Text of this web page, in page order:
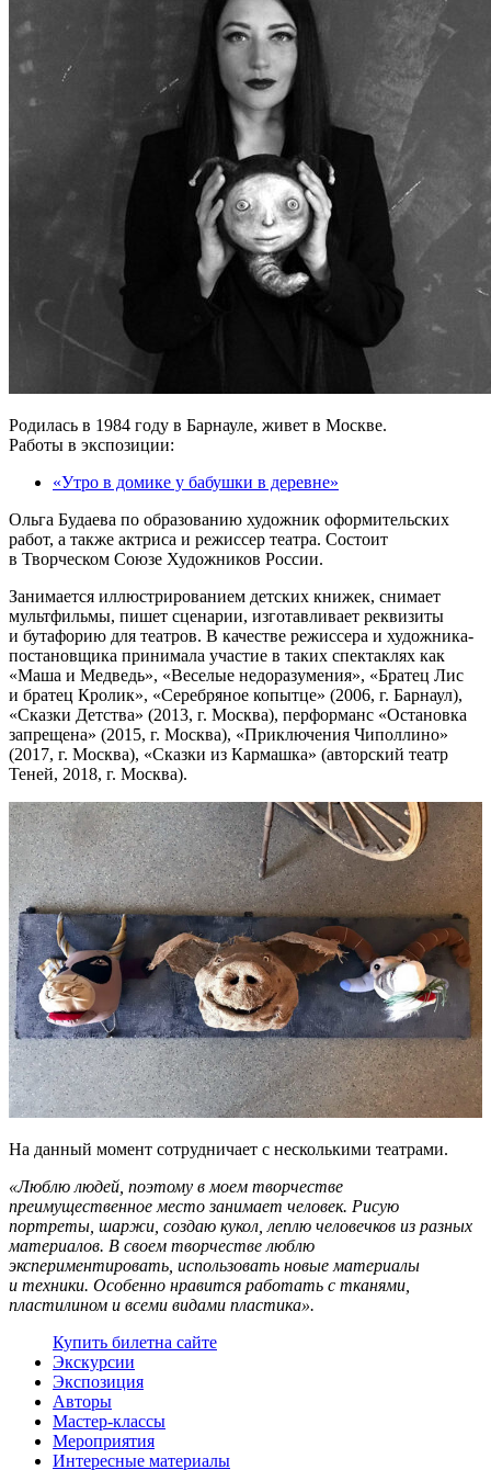
Родилась в 1984 году в Барнауле, живет в Москве.
Работы в экспозиции:
«Утро в домике у бабушки в деревне»
Ольга Будаева по образованию художник оформительских
работ, а также актриса и режиссер театра. Состоит
в Творческом Союзе Художников России.
Занимается иллюстрированием детских книжек, снимает
мультфильмы, пишет сценарии, изготавливает реквизиты
и бутафорию для театров. В качестве режиссера и художника-
постановщика принимала участие в таких спектаклях как
«Маша и Медведь», «Веселые недоразумения», «Братец Лис
и братец Кролик», «Серебряное копытце» (2006, г. Барнаул),
«Сказки Детства» (2013, г. Москва), перформанс «Остановка
запрещена» (2015, г. Москва), «Приключения Чиполлино»
(2017, г. Москва), «Сказки из Кармашка» (авторский театр
Теней, 2018, г. Москва).
На данный момент сотрудничает с несколькими театрами.
«Люблю людей, поэтому в моем творчестве
преимущественное место занимает человек. Рисую
портреты, шаржи, создаю кукол, леплю человечков из разных
материалов. В своем творчестве люблю
экспериментировать, использовать новые материалы
и техники. Особенно нравится работать с тканями,
пластилином и всеми видами пластика».
Купить билетна сайте
Экскурсии
Экспозиция
Авторы
Мастер-классы
Мероприятия
Интересные материалы